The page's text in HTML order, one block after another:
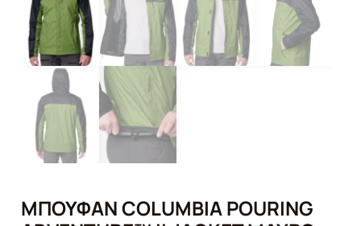
ΜΠΟΥΦΆΝ COLUMBIA POURING